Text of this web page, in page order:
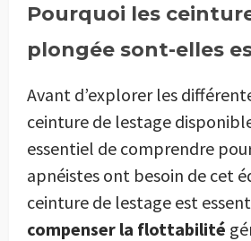
Pourquoi les
plongée sont-elles
Avant d’explorer les
ceinture de lestage
essentiel de comprendre
apnéistes ont besoin de cet
ceinture de lestage est
compenser la flottabilité